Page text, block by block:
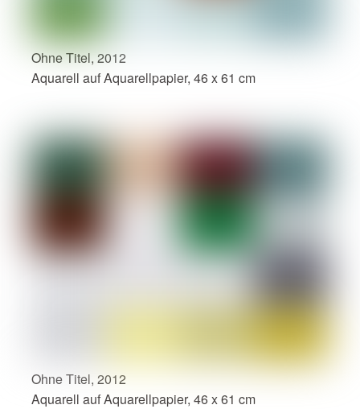
Ohne Titel, 2012
Aquarell auf Aquarellpapier, 46 x 61 cm
Ohne Titel, 2012
Aquarell auf Aquarellpapier, 46 x 61 cm